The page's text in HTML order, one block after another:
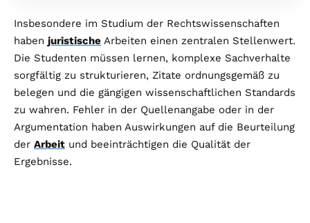
Insbesondere im Studium der Rechtswissenschaften
haben juristische Arbeiten einen zentralen Stellenwert.
Die Studenten müssen lernen, komplexe Sachverhalte
sorgfältig zu strukturieren, Zitate ordnungsgemäß zu
belegen und die gängigen wissenschaftlichen Standards
zu wahren. Fehler in der Quellenangabe oder in der
Argumentation haben Auswirkungen auf die Beurteilung
der Arbeit und beeinträchtigen die Qualität der
Ergebnisse.